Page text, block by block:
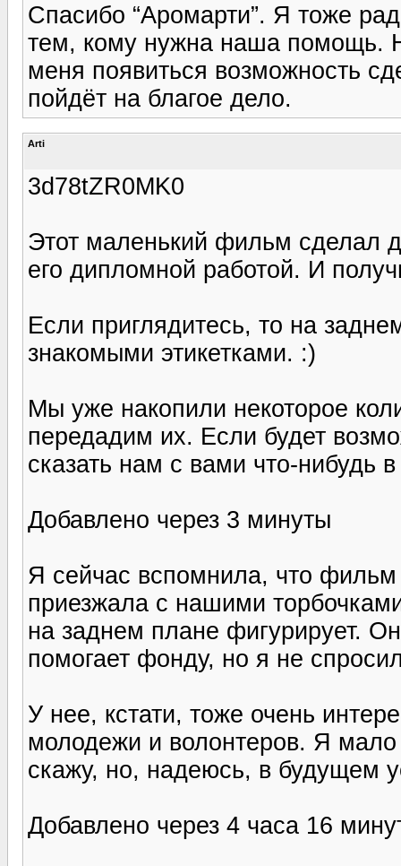
Спасибо “Аромарти”. Я тоже
тем, кому нужна наша помощь.
меня появиться возможность
пойдёт на благое дело.
Arti
3d78tZR0MK0
Этот маленький фильм
его дипломной работой. И
Если приглядитесь, то на
знакомыми этикетками. :)
Мы уже накопили некоторое
передадим их. Если будет
сказать нам с вами что-нибудь
Добавлено через 3 минуты
Я сейчас вспомнила, что фильм
приезжала с нашими
на заднем плане фигурирует.
помогает фонду, но я не
У нее, кстати, тоже очень
молодежи и волонтеров. Я
скажу, но, надеюсь, в будущем
Добавлено через 4 часа 16